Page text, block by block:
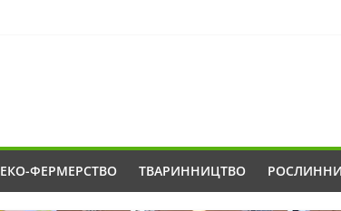
ЕКО-ФЕРМЕРСТВО ТВАРИННИЦТВО